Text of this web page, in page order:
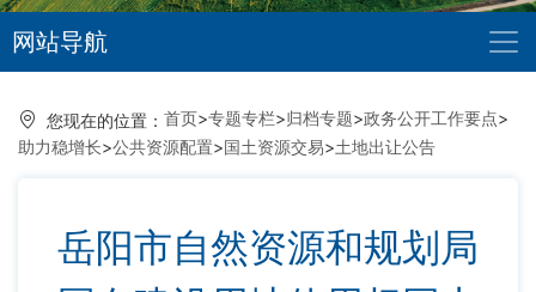
网站导航
您现在的位置： 首页>专题专栏>归档专题>政务公开工作要点>
助力稳增长>公共资源配置>国土资源交易>土地出让公告
岳阳市自然资源和规划局